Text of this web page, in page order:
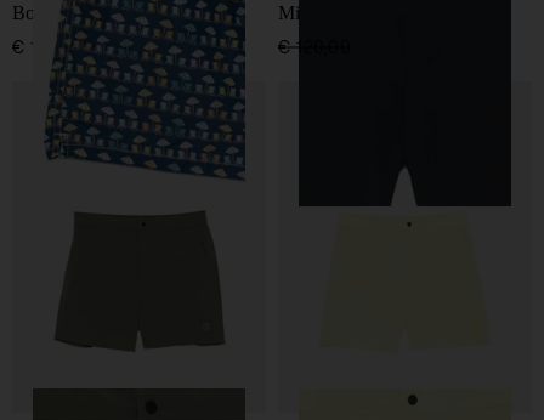
Boxer Lightning Sea
€ 119,00
Mizugi pantaloni da bagno
€ 120,00